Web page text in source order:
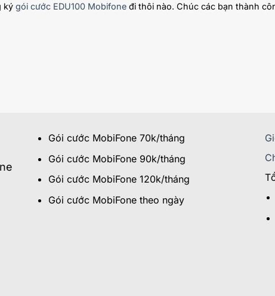
ký gói cước EDU100 Mobifone đi thôi nào. Chúc các bạn thành
Gói cước MobiFone 70k/tháng
Gói cước MobiFone 90k/tháng
Gói cước MobiFone 120k/tháng
Gói cước MobiFone theo ngày